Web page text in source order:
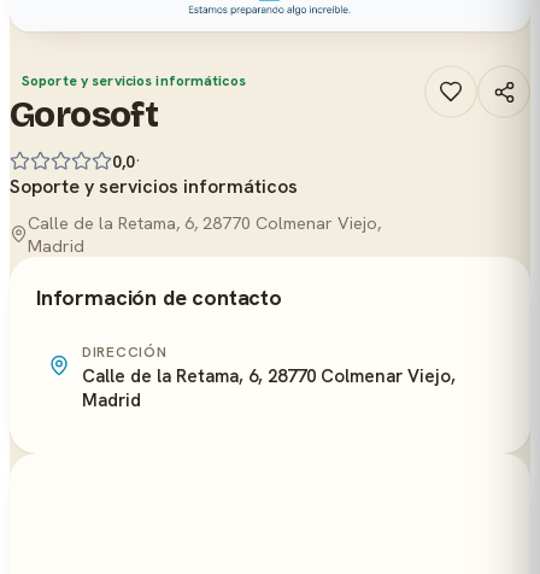
Soporte y servicios informáticos
Gorosoft
0,0·
Soporte y servicios informáticos
Calle de la Retama, 6, 28770 Colmenar Viejo,
Madrid
Información de contacto
DIRECCIÓN
Calle de la Retama, 6, 28770 Colmenar Viejo,
Madrid